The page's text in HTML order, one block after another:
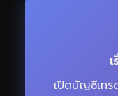
เปิดบัญชีเท